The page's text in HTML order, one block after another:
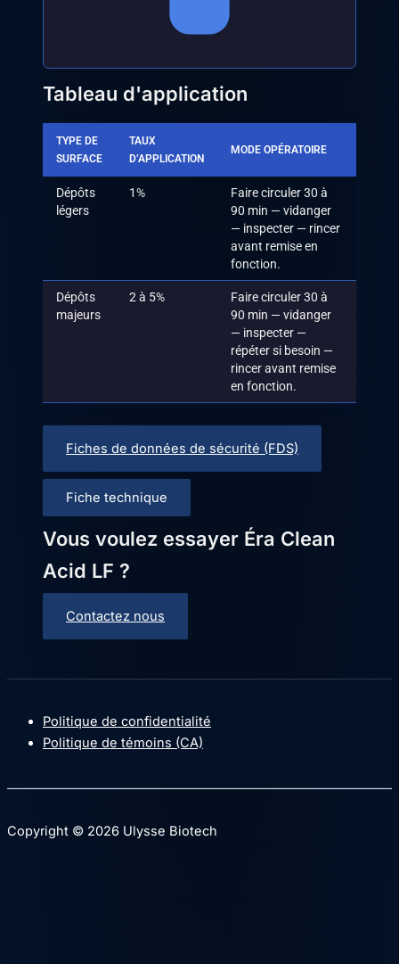
Tableau d'application
TYPE DE
SURFACE
TAUX
D’APPLICATION
MODE OPÉRATOIRE
Dépôts
légers
1%
Faire circuler 30 à
90 min — vidanger
— inspecter — rincer
avant remise en
fonction.
Dépôts
majeurs
2 à 5%
Faire circuler 30 à
90 min — vidanger
— inspecter —
répéter si besoin —
rincer avant remise
en fonction.
Fiches de données de sécurité (FDS)
Fiche technique
Vous voulez essayer Éra Clean
Acid LF ?
Contactez nous
Politique de confidentialité
Politique de témoins (CA)
Copyright © 2026 Ulysse Biotech